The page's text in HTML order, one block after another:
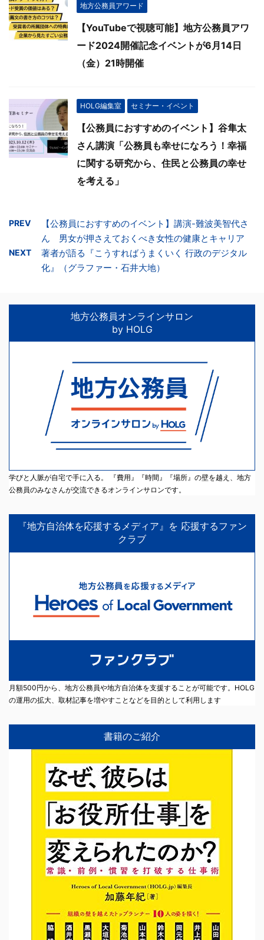
地方公務員アワード
【YouTubeで視聴可能】地方公務員アワ
ード2024開催記念イベントが6月14日
（金）21時開催
HOLG編集室 セミナー・イベント
【公務員におすすめのイベント】谷隼太
さん講演「公務員も幸せになろう！幸福
に関する研究から、住民と公務員の幸せ
を考える」
PREV
【公務員におすすめのイベント】講演-難波美智代さ
ん 男女が押さえておくべき女性の健康とキャリア
NEXT
著者が語る『こうすればうまくいく 行政のデジタル
化』（グラファー・石井大地）
地方公務員オンラインサロン
by HOLG
学びと人脈が自宅で手に入る。 『費用』『時間』『場所』の壁を越え、地方
公務員のみなさんが交流できるオンラインサロンです。
『地方自治体を応援するメディア』を 応援するファン
クラブ
月額500円から、地方公務員や地方自治体を支援することが可能です。HOLG
の運用の拡大、取材記事を増やすことなどを目的として利用します
書籍のご紹介